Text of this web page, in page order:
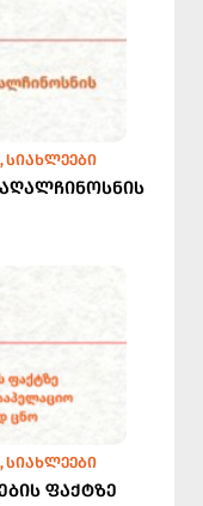
ᲡᲘᲐᲮᲚᲔᲔᲑᲘ
ᲡᲘᲐᲮᲚᲔᲔᲑᲘ
ფაქტზე